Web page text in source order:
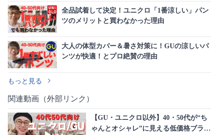
全品試着して決定！ユニクロ「1番涼しい」パン
ツのメリットと買わなかった理由
大人の体型カバー＆暑さ対策に！GUの涼しいパ
ンツが快適！とプロ絶賛の理由
もっと見る
関連動画（外部リンク）
【GU・ユニクロ以外】40・50代が“ち
ゃんとオシャレ”に見える低価格ブラン